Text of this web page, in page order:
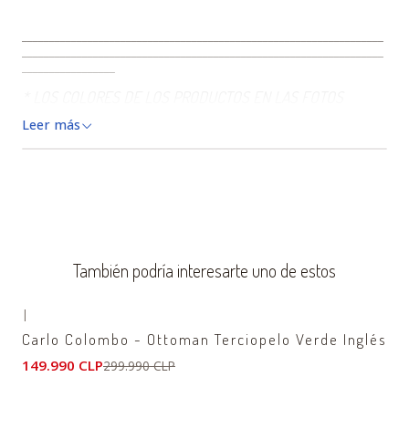
MATERIALIDAD.
Leer más
También podría interesarte uno de estos
|
Carlo Colombo - Ottoman Terciopelo Verde Inglés
149.990 CLP299.990 CLP